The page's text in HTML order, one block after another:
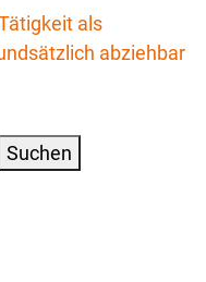
als
abziehbar
Suchen